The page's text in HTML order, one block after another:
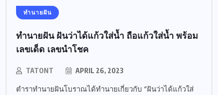
ทำนายฝัน
ทำนายฝัน ฝันว่าได้แก้วใส่น้ำ ถือแก้วใส่น้ำ พร้อม
เลขเด็ด เลขนำโชค
TATONT APRIL 26, 2023
ตำราทำนายฝันโบราณได้ทำนายเกี่ยวกับ “ฝันว่าได้แก้วใส่